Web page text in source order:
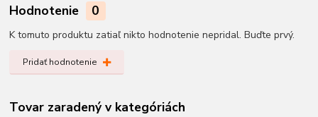
Hodnotenie 0
K tomuto produktu zatiaľ nikto hodnotenie nepridal. Buďte prvý.
Pridať hodnotenie
Tovar zaradený v kategóriách